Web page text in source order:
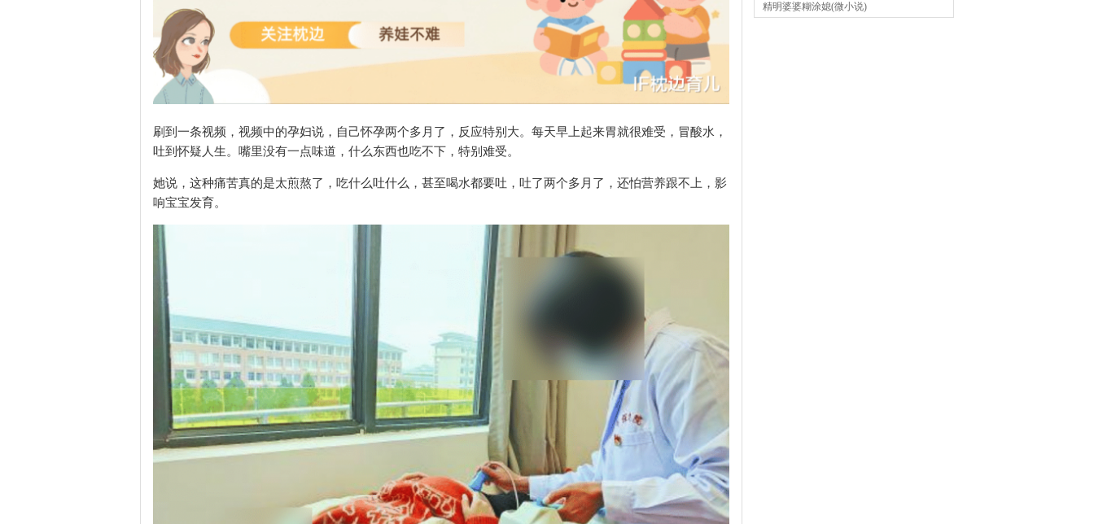
刷到一条视频，视频中的孕妇说，自己怀孕两个多月了，反应特别大。每天早上起来胃就很难受，冒酸水，
吐到怀疑人生。嘴里没有一点味道，什么东西也吃不下，特别难受。
她说，这种痛苦真的是太煎熬了，吃什么吐什么，甚至喝水都要吐，吐了两个多月了，还怕营养跟不上，影
响宝宝发育。
精明婆婆糊涂媳(微小说)